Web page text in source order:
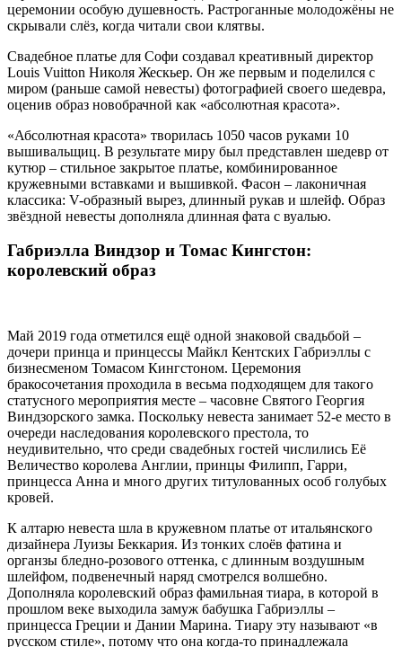
церемонии особую душевность. Растроганные молодожёны не
скрывали слёз, когда читали свои клятвы.
Свадебное платье для Софи создавал креативный директор
Louis Vuitton Николя Жескьер. Он же первым и поделился с
миром (раньше самой невесты) фотографией своего шедевра,
оценив образ новобрачной как «абсолютная красота».
«Абсолютная красота» творилась 1050 часов руками 10
вышивальщиц. В результате миру был представлен шедевр от
кутюр – стильное закрытое платье, комбинированное
кружевными вставками и вышивкой. Фасон – лаконичная
классика: V-образный вырез, длинный рукав и шлейф. Образ
звёздной невесты дополняла длинная фата с вуалью.
Габриэлла Виндзор и Томас Кингстон:
королевский образ
Май 2019 года отметился ещё одной знаковой свадьбой –
дочери принца и принцессы Майкл Кентских Габриэллы с
бизнесменом Томасом Кингстоном. Церемония
бракосочетания проходила в весьма подходящем для такого
статусного мероприятия месте – часовне Святого Георгия
Виндзорского замка. Поскольку невеста занимает 52-е место в
очереди наследования королевского престола, то
неудивительно, что среди свадебных гостей числились Её
Величество королева Англии, принцы Филипп, Гарри,
принцесса Анна и много других титулованных особ голубых
кровей.
К алтарю невеста шла в кружевном платье от итальянского
дизайнера Луизы Беккария. Из тонких слоёв фатина и
органзы бледно-розового оттенка, с длинным воздушным
шлейфом, подвенечный наряд смотрелся волшебно.
Дополняла королевский образ фамильная тиара, в которой в
прошлом веке выходила замуж бабушка Габриэллы –
принцесса Греции и Дании Марина. Тиару эту называют «в
русском стиле», потому что она когда-то принадлежала